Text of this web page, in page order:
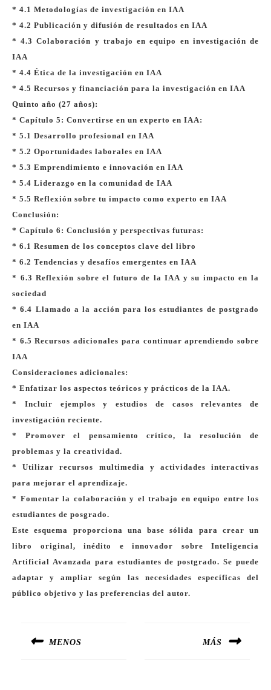
* 4.1 Metodologías de investigación en IAA
* 4.2 Publicación y difusión de resultados en IAA
* 4.3 Colaboración y trabajo en equipo en investigación de
IAA
* 4.4 Ética de la investigación en IAA
* 4.5 Recursos y financiación para la investigación en IAA
Quinto año (27 años):
* Capítulo 5: Convertirse en un experto en IAA:
* 5.1 Desarrollo profesional en IAA
* 5.2 Oportunidades laborales en IAA
* 5.3 Emprendimiento e innovación en IAA
* 5.4 Liderazgo en la comunidad de IAA
* 5.5 Reflexión sobre tu impacto como experto en IAA
Conclusión:
* Capítulo 6: Conclusión y perspectivas futuras:
* 6.1 Resumen de los conceptos clave del libro
* 6.2 Tendencias y desafíos emergentes en IAA
* 6.3 Reflexión sobre el futuro de la IAA y su impacto en la
sociedad
* 6.4 Llamado a la acción para los estudiantes de postgrado
en IAA
* 6.5 Recursos adicionales para continuar aprendiendo sobre
IAA
Consideraciones adicionales:
* Enfatizar los aspectos teóricos y prácticos de la IAA.
* Incluir ejemplos y estudios de casos relevantes de
investigación reciente.
* Promover el pensamiento crítico, la resolución de
problemas y la creatividad.
* Utilizar recursos multimedia y actividades interactivas
para mejorar el aprendizaje.
* Fomentar la colaboración y el trabajo en equipo entre los
estudiantes de posgrado.
Este esquema proporciona una base sólida para crear un
libro original, inédito e innovador sobre Inteligencia
Artificial Avanzada para estudiantes de postgrado. Se puede
adaptar y ampliar según las necesidades específicas del
público objetivo y las preferencias del autor.
entradasMENOS MÁS